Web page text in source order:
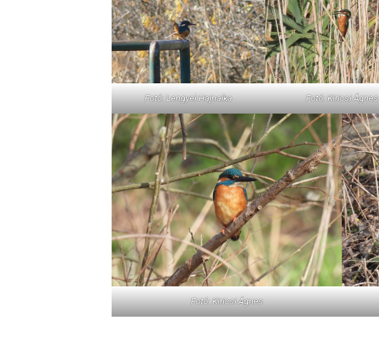
Fotó: Lengyel Hajnalka Fotó: Kiricsi Ágnes
Fotó: Kiricsi Ágnes